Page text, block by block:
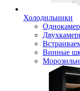
Холодильники
Винные